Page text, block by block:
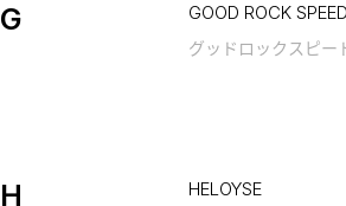
G GOOD ROCK SPEED
グッドロックスピー
H HELOYSE